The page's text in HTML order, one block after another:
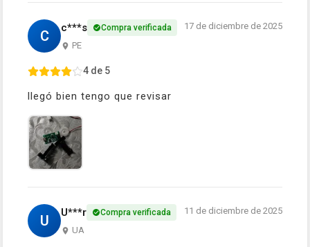
C c***s Compra verificada
PE
17 de diciembre de 2025
4 de 5
llegó bien tengo que revisar
U U***r Compra verificada
UA
11 de diciembre de 2025